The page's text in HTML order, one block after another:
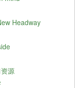
Headway
源